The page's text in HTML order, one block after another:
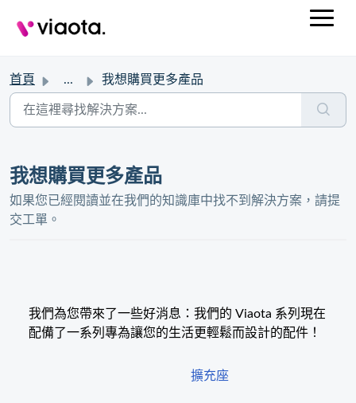
首頁 ... 我想購買更多產品
我想購買更多產品
如果您已經閱讀並在我們的知識庫中找不到解決方案，請提
交工單。
我們為您帶來了一些好消息：我們的 Viaota 系列現在
配備了一系列專為讓您的生活更輕鬆而設計的配件！
擴充座